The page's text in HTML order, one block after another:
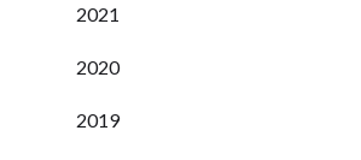
2021
2020
2019